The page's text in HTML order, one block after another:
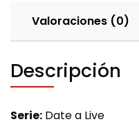
Valoraciones (0)
Descripción
Serie: Date a Live